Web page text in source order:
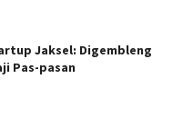
Jaksel: Digembleng
Pas-pasan